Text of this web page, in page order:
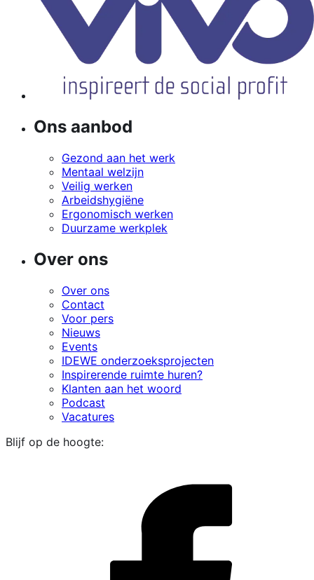
Ons aanbod
Gezond aan het werk
Mentaal welzijn
Veilig werken
Arbeidshygiëne
Ergonomisch werken
Duurzame werkplek
Over ons
Over ons
Contact
Voor pers
Nieuws
Events
IDEWE onderzoeksprojecten
Inspirerende ruimte huren?
Klanten aan het woord
Podcast
Vacatures
Blijf op de hoogte: